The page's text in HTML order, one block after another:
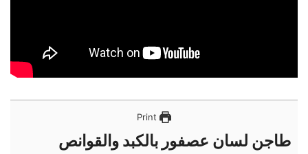
Print
طاجن لسان عصفور بالكبد والقوانص